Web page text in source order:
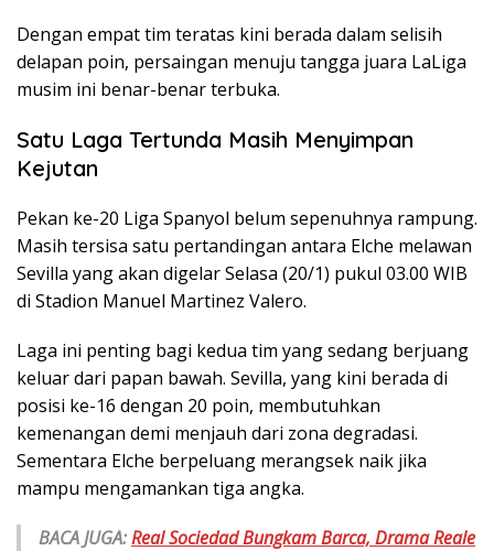
Dengan empat tim teratas kini berada dalam selisih
delapan poin, persaingan menuju tangga juara LaLiga
musim ini benar-benar terbuka.
Satu Laga Tertunda Masih Menyimpan
Kejutan
Pekan ke-20 Liga Spanyol belum sepenuhnya rampung.
Masih tersisa satu pertandingan antara Elche melawan
Sevilla yang akan digelar Selasa (20/1) pukul 03.00 WIB
di Stadion Manuel Martinez Valero.
Laga ini penting bagi kedua tim yang sedang berjuang
keluar dari papan bawah. Sevilla, yang kini berada di
posisi ke-16 dengan 20 poin, membutuhkan
kemenangan demi menjauh dari zona degradasi.
Sementara Elche berpeluang merangsek naik jika
mampu mengamankan tiga angka.
BACA JUGA:Real Sociedad Bungkam Barca, Drama Reale